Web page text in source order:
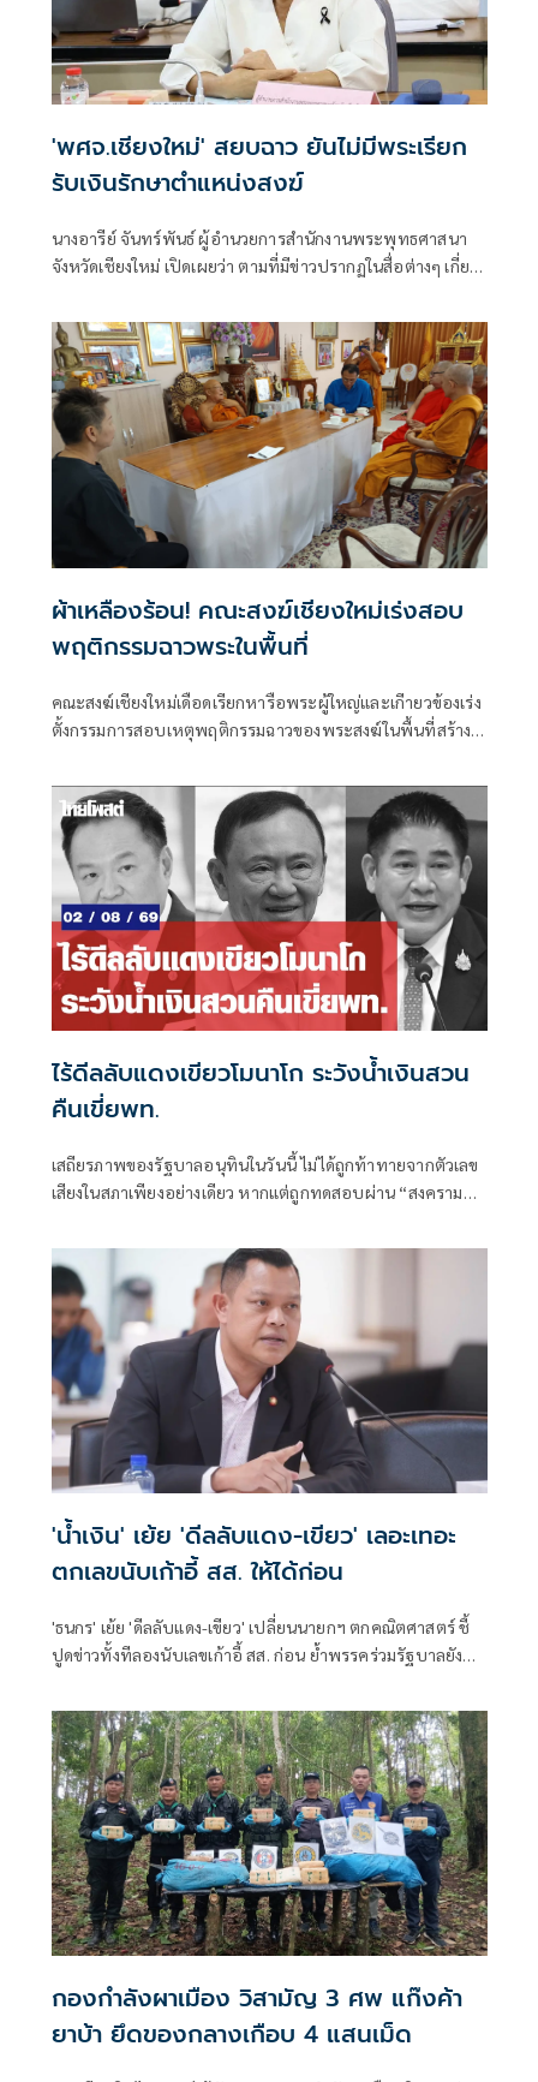
'พศจ.เชียงใหม่' สยบฉาว ยันไม่มีพระเรียก
รับเงินรักษาตำแหน่งสงฆ์
นางอารีย์ จันทร์พันธ์ ผู้อำนวยการสำนักงานพระพุทธศาสนา
จังหวัดเชียงใหม่ เปิดเผยว่า ตามที่มีข่าวปรากฏในสื่อต่างๆ เกี่ยว
ตำแหน่งสำคัญทางสงฆ์
ผ้าเหลืองร้อน! คณะสงฆ์เชียงใหม่เร่งสอบ
พฤติกรรมฉาวพระในพื้นที่
คณะสงฆ์เชียงใหม่เดือดเรียกหารือพระผู้ใหญ่และเกีายวข้องเร่ง
ตั้งกรรมการสอบเหตุพฤติกรรมฉาวของพระสงฆ์ในพื้นที่สร้าง
โดยเร็ว
ไร้ดีลลับแดงเขียวโมนาโก ระวังน้ำเงินสวน
คืนเขี่ยพท.
เสถียรภาพของรัฐบาลอนุทินในวันนี้ ไม่ได้ถูกท้าทายจากตัวเลข
เสียงในสภาเพียงอย่างเดียว หากแต่ถูกทดสอบผ่าน “สงคราม
ข่ายอำนาจของพรรคภูมิใจไทย
'น้ำเงิน' เย้ย 'ดีลลับแดง-เขียว' เลอะเทอะ
ตกเลขนับเก้าอี้ สส. ให้ได้ก่อน
'ธนกร' เย้ย 'ดีลลับแดง-เขียว' เปลี่ยนนายกฯ ตกคณิตศาสตร์ ชี้
ปูดข่าวทั้งทีลองนับเลขเก้าอี้ สส. ก่อน ย้ำพรรคร่วมรัฐบาลยัง
กองกำลังผาเมือง วิสามัญ 3 ศพ แก๊งค้า
ยาบ้า ยึดของกลางเกือบ 4 แสนเม็ด